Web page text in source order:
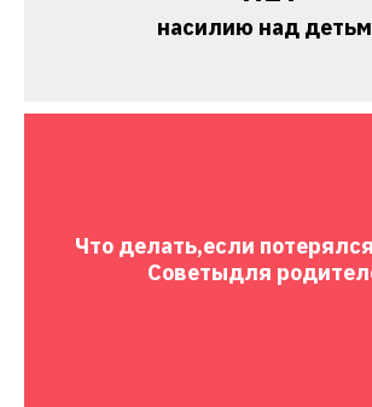
насилию над
Что делать,если потерялся
Советыдля